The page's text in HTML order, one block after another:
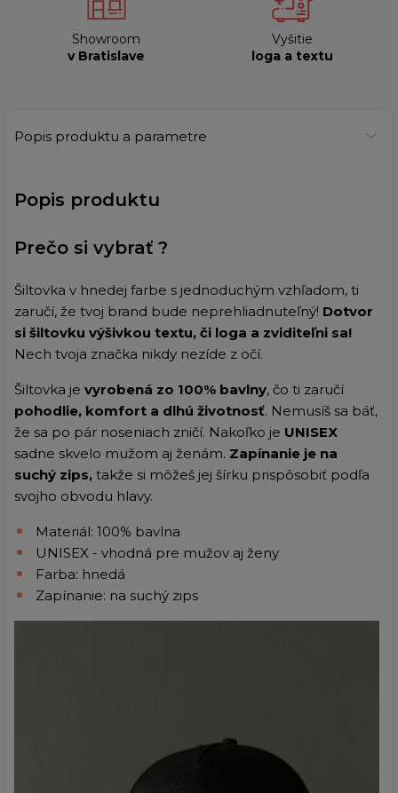
Showroom
v Bratislave
Vyšitie
loga a textu
Popis produktu a parametre
Popis produktu
Prečo si vybrať ?
Šiltovka v hnedej farbe s jednoduchým vzhľadom, ti
zaručí, že tvoj brand bude neprehliadnuteľný! Dotvor
si šiltovku výšivkou textu, či loga a zviditeľni sa!
Nech tvoja značka nikdy nezíde z očí.
Šiltovka je vyrobená zo 100% bavlny, čo ti zaručí
pohodlie, komfort a dlhú životnosť. Nemusíš sa báť,
že sa po pár noseniach zničí. Nakoľko je UNISEX
sadne skvelo mužom aj ženám. Zapínanie je na
suchý zips, takže si môžeš jej šírku prispôsobiť podľa
svojho obvodu hlavy.
Materiál: 100% bavlna
UNISEX - vhodná pre mužov aj ženy
Farba: hnedá
Zapínanie: na suchý zips